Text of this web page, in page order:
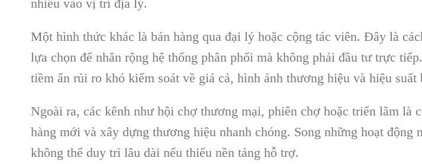
nhiều vào vị trí địa lý.
Một hình thức khác là bán hàng qua đại lý hoặc cộng tác viên. Đây là
lựa chọn để nhân rộng hệ thống phân phối mà không phải đầu tư trực
tiềm ẩn rủi ro khó kiểm soát về giá cả, hình ảnh thương hiệu và hiệu suất
Ngoài ra, các kênh như hội chợ thương mại, phiên chợ hoặc triển lãm là
hàng mới và xây dựng thương hiệu nhanh chóng. Song những hoạt động
không thể duy trì lâu dài nếu thiếu nền tảng hỗ trợ.